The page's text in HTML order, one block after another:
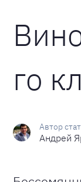
го
Андрей